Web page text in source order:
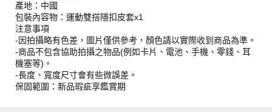
產地：中國
包裝內容物：運動雙搭隱扣皮套x1
注意事項
-因拍攝略有色差，圖片僅供參考，顏色請以實際收到商品為準。
-商品不包含協助拍攝之物品(例如卡片、電池、手機、零錢、耳
機塞等)。
-長度、寬度尺寸會有些微誤差。
保固範圍：新品瑕疵享鑑賞期